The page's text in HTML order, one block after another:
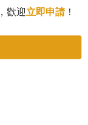
歡迎立即申請！